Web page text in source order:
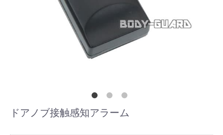
ドアノブ接触感知アラーム